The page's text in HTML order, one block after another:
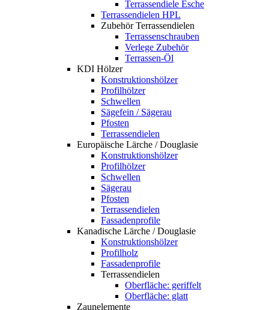
Terrassendiele Esche
Terrassendielen HPL
Zubehör Terrassendielen
Terrassenschrauben
Verlege Zubehör
Terrassen-Öl
KDI Hölzer
Konstruktionshölzer
Profilhölzer
Schwellen
Sägefein / Sägerau
Pfosten
Terrassendielen
Europäische Lärche / Douglasie
Konstruktionshölzer
Profilhölzer
Schwellen
Sägerau
Pfosten
Terrassendielen
Fassadenprofile
Kanadische Lärche / Douglasie
Konstruktionshölzer
Profilholz
Fassadenprofile
Terrassendielen
Oberfläche: geriffelt
Oberfläche: glatt
Zaunelemente